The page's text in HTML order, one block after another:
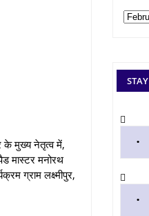
के मुख्य नेतृत्व में,
मास्टर मनोरथ
ग्राम लक्ष्मीपुर,